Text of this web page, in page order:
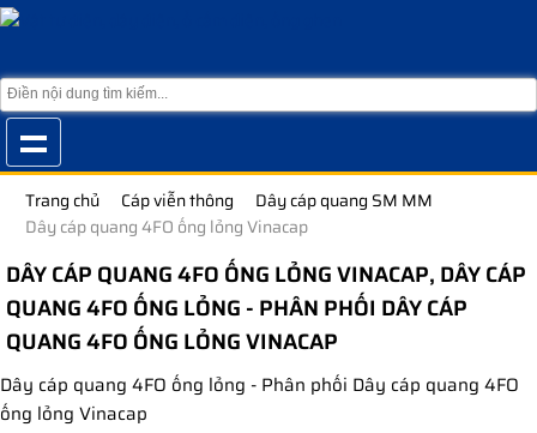
Trang chủ Cáp viễn thông
Dây cáp quang SM MM
Dây cáp quang 4FO ống lỏng Vinacap
DÂY CÁP QUANG 4FO ỐNG LỎNG VINACAP, DÂY CÁP
QUANG 4FO ỐNG LỎNG - PHÂN PHỐI DÂY CÁP
QUANG 4FO ỐNG LỎNG VINACAP
Dây cáp quang 4FO ống lỏng - Phân phối Dây cáp quang 4FO
ống lỏng Vinacap